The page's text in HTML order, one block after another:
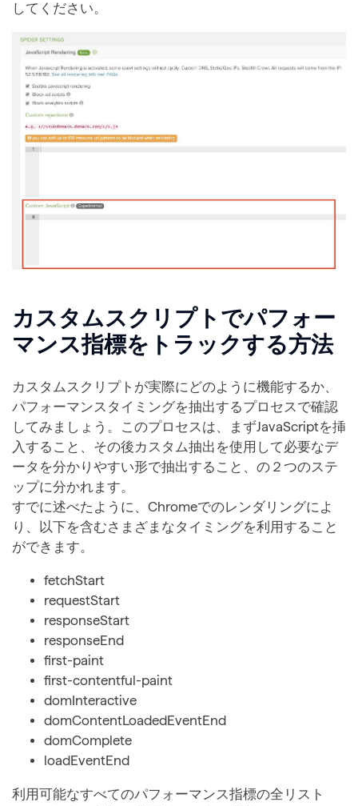
してください。
カスタムスクリプトでパフォー
マンス指標をトラックする方法
カスタムスクリプトが実際にどのように機能するか、
パフォーマンスタイミングを抽出するプロセスで確認
してみましょう。このプロセスは、まずJavaScriptを挿
入すること、その後カスタム抽出を使用して必要なデ
ータを分かりやすい形で抽出すること、の２つのステ
ップに分かれます。
すでに述べたように、Chromeでのレンダリングによ
り、以下を含むさまざまなタイミングを利用すること
ができます。
fetchStart
requestStart
responseStart
responseEnd
first-paint
first-contentful-paint
domInteractive
domContentLoadedEventEnd
domComplete
loadEventEnd
利用可能なすべてのパフォーマンス指標の全リスト